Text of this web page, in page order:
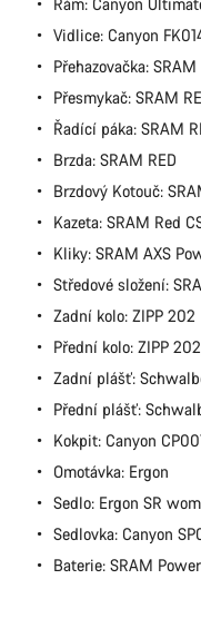
Rám: Canyon
Vidlice: Canyon
Přehazovačka: SRAM
Přesmykač: SRAM
Řadící páka: SRAM
Brzda: SRAM RED
Brzdový Kotouč:
Kazeta: SRAM Red
Kliky: SRAM AXS
Středové složení:
Zadní kolo: ZIPP 202
Přední kolo: ZIPP 202
Zadní plášť:
Přední plášť:
Kokpit: Canyon
Omotávka: Ergon
Sedlo: Ergon SR
Sedlovka: Canyon
Baterie: SRAM
Potřebujete
Naši odborníci
odpovědět na vaše